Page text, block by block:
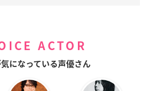
ACTOR
になっている声優さん